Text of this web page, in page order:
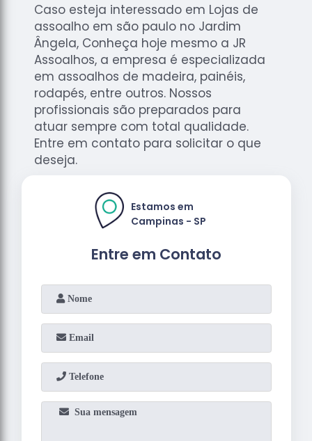
Caso esteja interessado em Lojas de
assoalho em são paulo no Jardim
Ângela, Conheça hoje mesmo a JR
Assoalhos, a empresa é especializada
em assoalhos de madeira, painéis,
rodapés, entre outros. Nossos
profissionais são preparados para
atuar sempre com total qualidade.
Entre em contato para solicitar o que
deseja.
Entre em Contato
Estamos em
Campinas - SP